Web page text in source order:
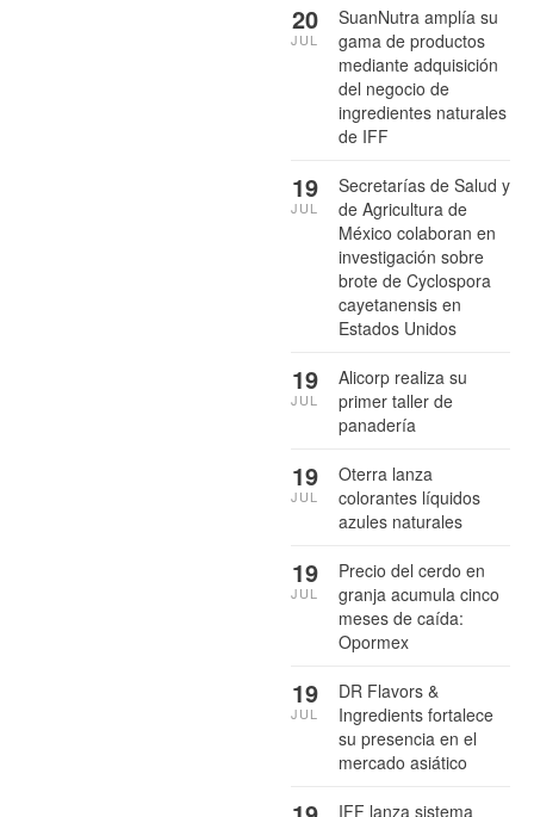
SuanNutra amplía su
gama de productos
mediante adquisición
del negocio de
ingredientes naturales
de IFF
20
JUL
Secretarías de Salud y
de Agricultura de
México colaboran en
investigación sobre
brote de Cyclospora
cayetanensis en
Estados Unidos
19
JUL
Alicorp realiza su
primer taller de
panadería
19
JUL
Oterra lanza
colorantes líquidos
azules naturales
19
JUL
Precio del cerdo en
granja acumula cinco
meses de caída:
Opormex
19
JUL
DR Flavors &
Ingredients fortalece
su presencia en el
mercado asiático
19
JUL
IFF lanza sistema